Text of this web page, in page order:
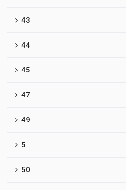
43
44
45
47
49
5
50